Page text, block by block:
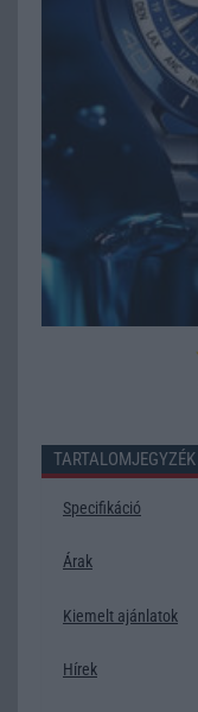
TARTALOMJEGYZÉK
Specifikáció
Árak
Kiemelt ajánlatok
Hírek